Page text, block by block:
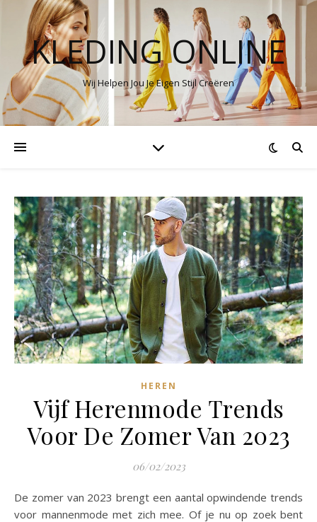
KLEDING ONLINE
Wij Helpen Jou Je Eigen Stijl Creëren
HEREN
Vijf Herenmode Trends
Voor De Zomer Van 2023
06/02/2023
De zomer van 2023 brengt een aantal opwindende trends
voor mannenmode met zich mee. Of je nu op zoek bent